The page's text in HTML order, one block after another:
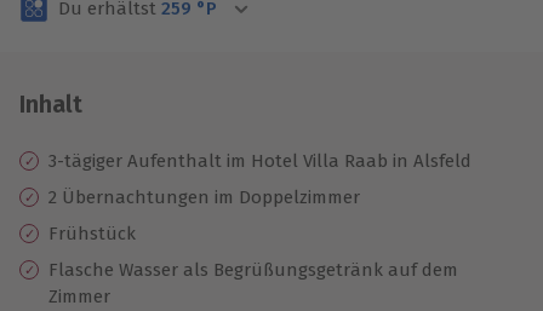
Volle Flexibilität
3 Jahre gültig & verlängerbar.
Du erhältst 259 °P
Inhalt
3-tägiger Aufenthalt im Hotel Villa Raab in Alsfeld
2 Übernachtungen im Doppelzimmer
Frühstück
Flasche Wasser als Begrüßungsgetränk auf dem
Zimmer